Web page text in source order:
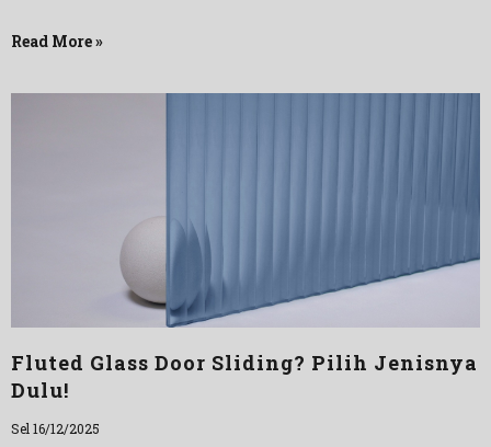
Read More »
Fluted Glass Door Sliding? Pilih Jenisnya
Dulu!
Sel 16/12/2025